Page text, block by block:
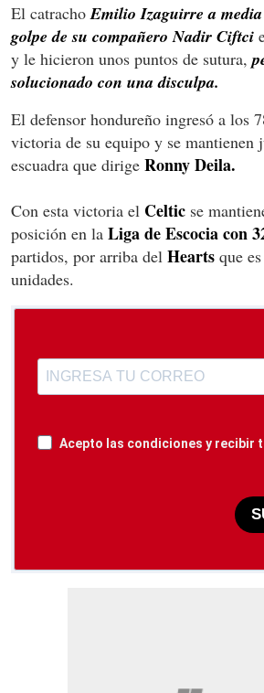
El catrachoEmilio Izaguirre a
golpe de su compañero Nadir Ciftci
y le hicieron unos puntos de sutura,
solucionado con una disculpa.
El defensor hondureño ingresó a los
victoria de su equipo y se mantienen
escuadra que dirige Ronny Deila.
Con esta victoria el Celtic se
posición en la Liga de Escocia con
partidos, por arriba del Hearts que
unidades.
Acepto las condiciones y recibir